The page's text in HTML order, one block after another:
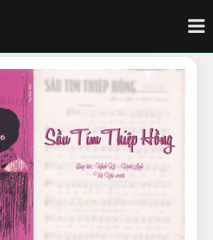
lyrics hợp âm chuẩn nhất